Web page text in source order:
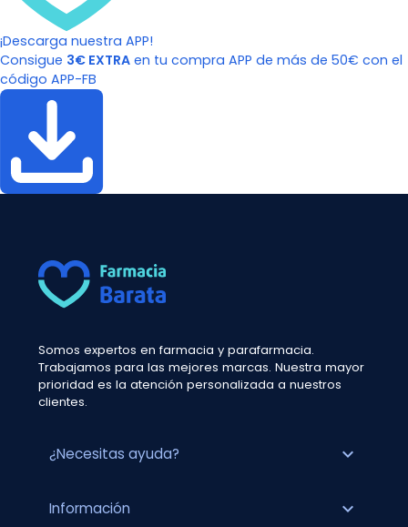
¡Descarga nuestra APP!
Consigue 3€ EXTRA en tu compra APP de más de 50€ con el
código APP-FB
Somos expertos en farmacia y parafarmacia.
Trabajamos para las mejores marcas. Nuestra mayor
prioridad es la atención personalizada a nuestros
clientes.
¿Necesitas ayuda? expand_more
Información expand_more